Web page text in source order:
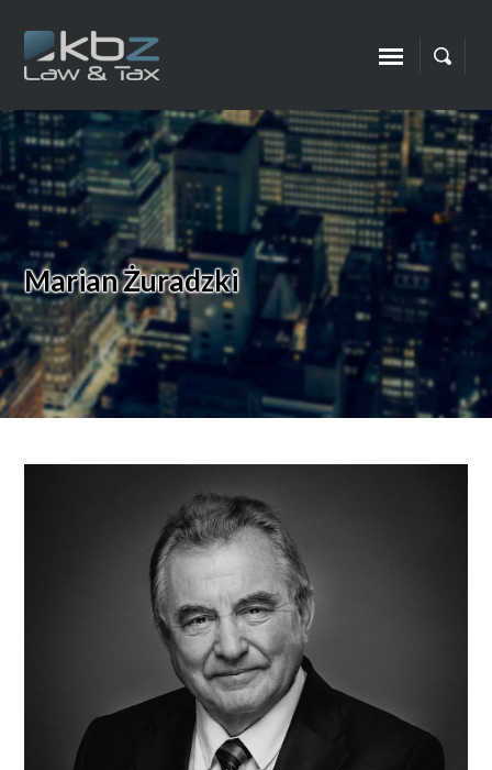
Marian Żuradzki